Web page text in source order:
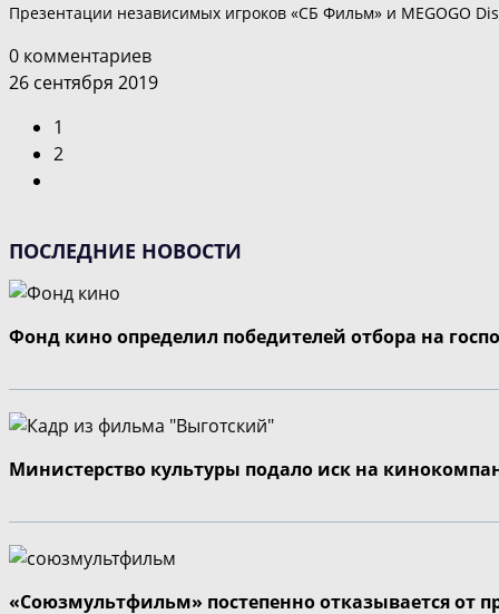
Презентации независимых игроков «СБ Фильм» и MEGOGO
0 комментариев
26 сентября 2019
1
2
страницу
ПОСЛЕДНИЕ НОВОСТИ
Фонд кино определил победителей отбора на
Министерство культуры подало иск на
«Союзмультфильм» постепенно отказывается от